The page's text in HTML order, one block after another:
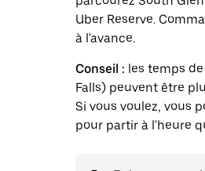
Uber Reserve.
à l'avance.
Conseil : les temps
Falls) peuvent être
Si vous voulez, vous
pour partir à l'heure